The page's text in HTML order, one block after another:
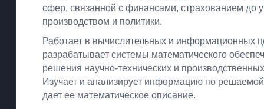
сфер, связанной с финансами, страхованием до
производством и политики.
Работает в вычислительных и информационных
разрабатывает системы математического
решения научно-технических и
Изучает и анализирует информацию по
дает ее математическое описание.